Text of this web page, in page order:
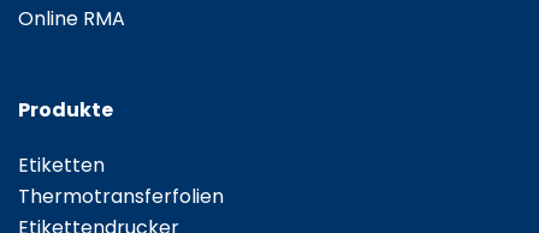
Online RMA
Produkte
Etiketten
Thermotransferfolien